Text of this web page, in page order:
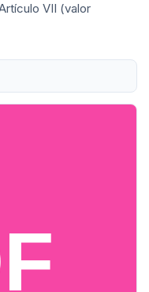
VII (valor